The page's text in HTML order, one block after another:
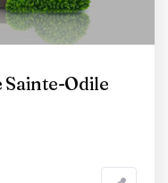
Sainte-Odile